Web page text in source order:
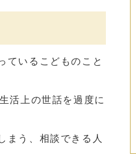
ているこどものこと
活上の世話を過度に
まう、相談できる人